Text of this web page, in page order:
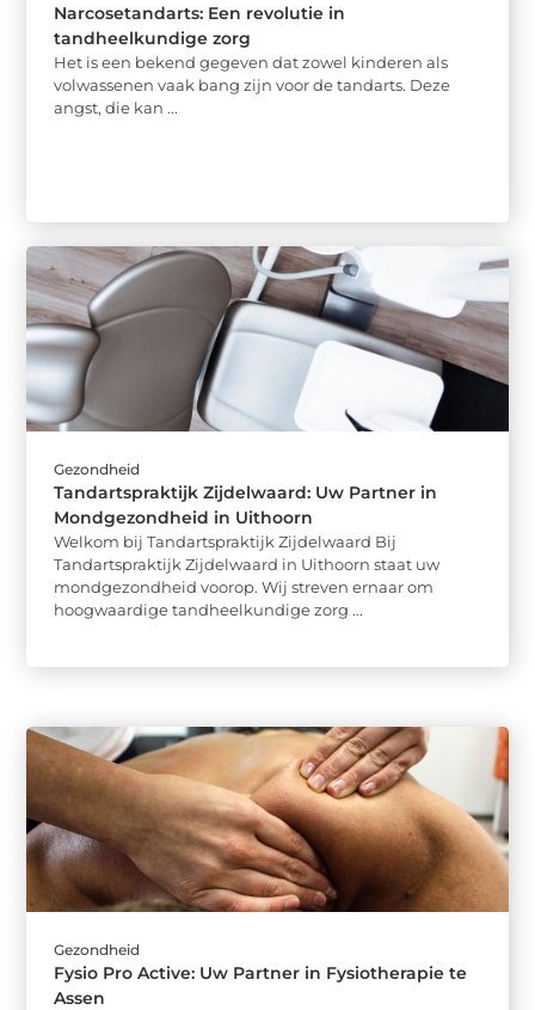
Narcosetandarts: Een revolutie in
tandheelkundige zorg
Het is een bekend gegeven dat zowel kinderen als
volwassenen vaak bang zijn voor de tandarts. Deze
angst, die kan ...
Gezondheid
Tandartspraktijk Zijdelwaard: Uw Partner in
Mondgezondheid in Uithoorn
Welkom bij Tandartspraktijk Zijdelwaard Bij
Tandartspraktijk Zijdelwaard in Uithoorn staat uw
mondgezondheid voorop. Wij streven ernaar om
hoogwaardige tandheelkundige zorg ...
Gezondheid
Fysio Pro Active: Uw Partner in Fysiotherapie te
Assen